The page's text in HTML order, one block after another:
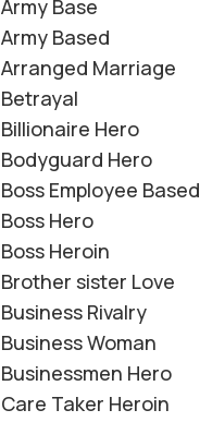
Army Base
Army Based
Arranged Marriage
Betrayal
Billionaire Hero
Bodyguard Hero
Boss Employee Based
Boss Hero
Boss Heroin
Brother sister Love
Business Rivalry
Business Woman
Businessmen Hero
Care Taker Heroin